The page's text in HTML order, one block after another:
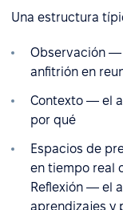
Una estructura
Observación —
anfitrión en
Contexto — el
por qué
Espacios de
en tiempo real
Reflexión — el
aprendizajes y